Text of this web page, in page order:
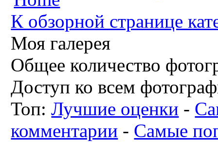
К обзорной странице
Моя галерея
Общее количество
Доступ ко всем
Топ:Лучшие оценки -
комментарии - Самые